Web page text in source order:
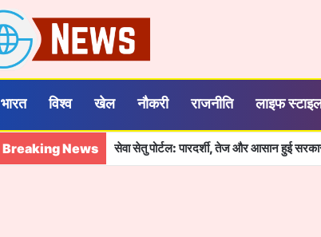
भारत विश्व खेल नौकरी राजनीति लाइफ
Breaking News 10 अगस्त को राष्ट्रीय कृमि मुक्ति दिवस: 1 से 19